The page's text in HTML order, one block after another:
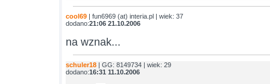
cool69 | fun6969 (at) interia.pl | wiek: 37
dodano:21:06 21.10.2006
na wznak...
schuler18 | GG: 8149734 | wiek: 29
dodano:16:31 11.10.2006